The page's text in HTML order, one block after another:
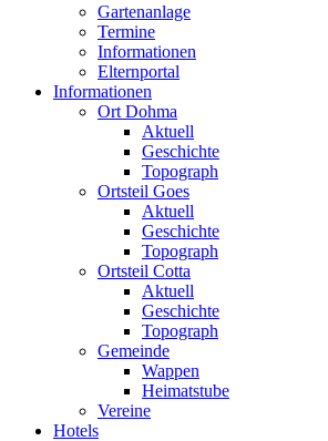
Gartenanlage
Termine
Informationen
Elternportal
Informationen
Ort Dohma
Aktuell
Geschichte
Topograph
Ortsteil Goes
Aktuell
Geschichte
Topograph
Ortsteil Cotta
Aktuell
Geschichte
Topograph
Gemeinde
Wappen
Heimatstube
Vereine
Hotels